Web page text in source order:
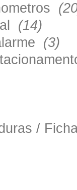
(14)
(3)
/